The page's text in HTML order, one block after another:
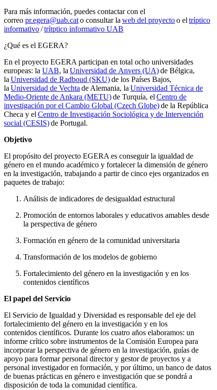
Para más información, puedes contactar con el
correo pr.egera@uab.cato consultar laweb del proyectoo eltríptico
informativo/trítptico informativo UAB
¿Qué es el EGERA?
En el proyecto EGERA participan en total ocho universidades
europeas: la UAB, laUniversidad de Anvers (UA)de Bélgica,
laUniversidad de Radboud (SKU)de los Países Bajos,
laUniversidad de Vechtade Alemania, laUniversidad Técnica de
Medio-Oriente de Ankara (METU)de Turquía, elCentro de
investigación por el Cambio Global (Czech Globe)de la República
Checa y elCentro de Investigación Sociológica y de Intervención
social (CESIS)de Portugal.
Objetivo
El propósito del proyecto EGERA es conseguir la igualdad de
género en el mundo académico y fortalecer la dimensión de género
en la investigación, trabajando a partir de cinco ejes organizados en
paquetes de trabajo:
Análisis de indicadores de desigualdad estructural
Promoción de entornos laborales y educativos amables desde
la perspectiva de género
Formación en género de la comunidad universitaria
Transformación de los modelos de gobierno
Fortalecimiento del género en la investigación y en los
contenidos científicos
El papel del Servicio
El Servicio de Igualdad y Diversidad es responsable del eje del
fortalecimiento del género en la investigación y en los
contenidos científicos. Durante los cuatro años elaboramos: un
informe crítico sobre instrumentos de la Comisión Europea para
incorporar la perspectiva de género en la investigación, guías de
apoyo para formar personal director y gestor de proyectos y a
personal investigador en formación, y por último, un banco de datos
de buenas prácticas en género e investigación que se pondrá a
disposición de toda la comunidad científica.